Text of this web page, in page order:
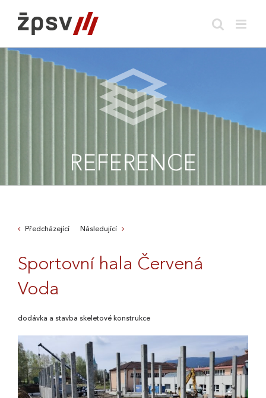
content
REFERENCE
Předcházející Následující
Sportovní hala Červená
Voda
dodávka a stavba skeletové konstrukce